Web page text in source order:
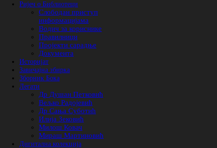
Ријеч о Библиотеци
Слободан приступ
информацијама
Водич за кориснике
Правилници
Пројекти сарадње
Документа
Историјат
Завичајна збирка
Зборник Бока
Легати
Др Душан Петковић
Вељко Радојевић
Др Сања Суботић
Илија Зековић
Милош Ковач
Мираш Мартиновић
Дигитална колекција